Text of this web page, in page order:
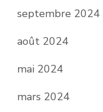
septembre 2024
août 2024
mai 2024
mars 2024